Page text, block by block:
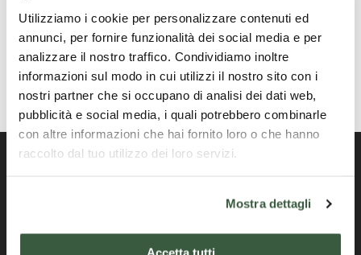
Utilizziamo i cookie per personalizzare contenuti ed
annunci, per fornire funzionalità dei social media e per
analizzare il nostro traffico. Condividiamo inoltre
informazioni sul modo in cui utilizzi il nostro sito con i
nostri partner che si occupano di analisi dei dati web,
pubblicità e social media, i quali potrebbero combinarle
con altre informazioni che hai fornito loro o che hanno
raccolto dal tuo utilizzo dei loro servizi.
Mostra dettagli
Accetta tutti
Official Portal of the Umbria Region